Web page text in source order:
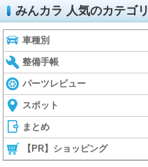
みんカラ 人気のカテゴリ
車種別
整備手帳
パーツレビュー
スポット
まとめ
【PR】ショッピング